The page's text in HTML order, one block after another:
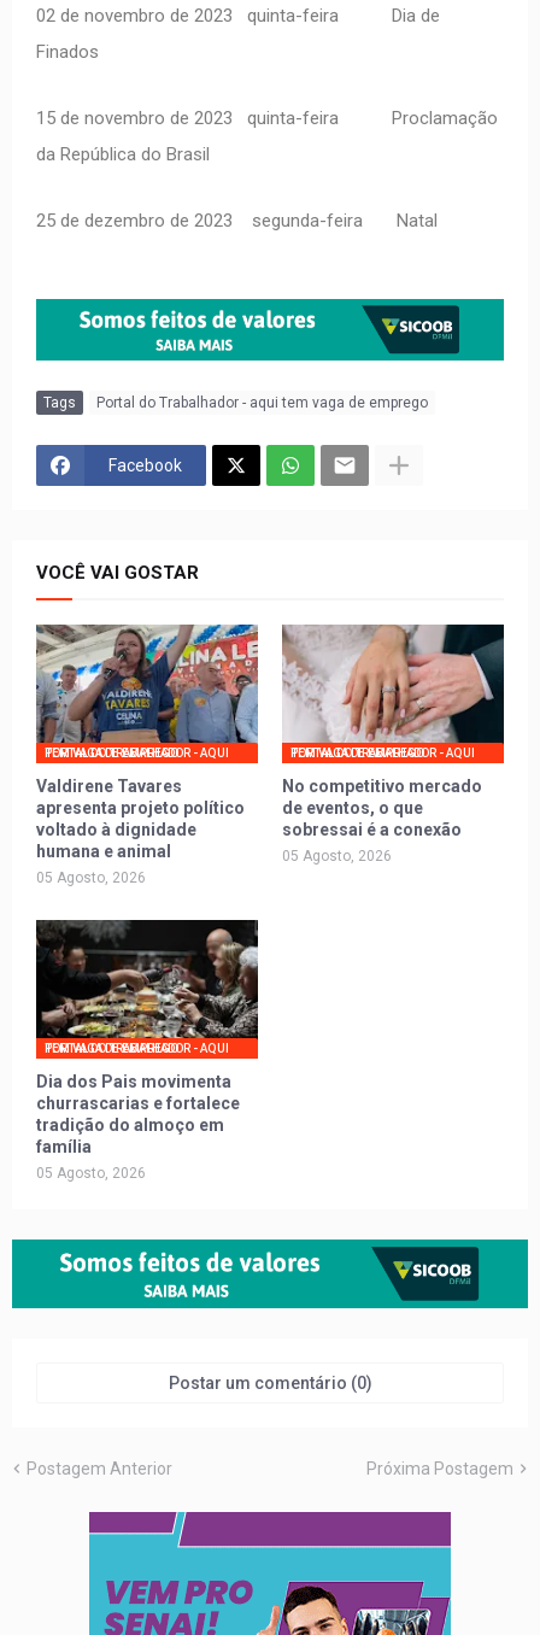
02 de novembro de 2023 quinta-feira
Dia de
Finados
15 de novembro de 2023 quinta-feira
Proclamação
da República do Brasil
25 de dezembro de 2023 segunda-feira Natal
Tags Portal do Trabalhador - aqui tem vaga de emprego
Facebook
VOCÊ VAI GOSTAR
PORTAL DO TRABALHADOR - AQUI TEM VAGA DE EMPREGO
Valdirene Tavares
apresenta projeto político
voltado à dignidade
humana e animal
05 Agosto, 2026
PORTAL DO TRABALHADOR - AQUI TEM VAGA DE EMPREGO
No competitivo mercado
de eventos, o que
sobressai é a conexão
05 Agosto, 2026
PORTAL DO TRABALHADOR - AQUI TEM VAGA DE EMPREGO
Dia dos Pais movimenta
churrascarias e fortalece
tradição do almoço em
família
05 Agosto, 2026
Postar um comentário (0)
Postagem Anterior Próxima Postagem